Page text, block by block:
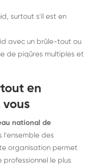
surtout s'il est en
avec un brûle-tout ou
de piqûres multiples et
en
vous
national de
l'ensemble des
organisation permet
le plus